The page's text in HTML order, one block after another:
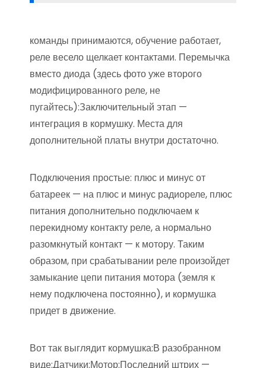
команды принимаются, обучение работает,
реле весело щелкает контактами. Перемычка
вместо диода (здесь фото уже второго
модифицированного реле, не
пугайтесь):Заключительный этап —
интеграция в кормушку. Места для
дополнительной платы внутри достаточно.
Подключения простые: плюс и минус от
батареек — на плюс и минус радиореле, плюс
питания дополнительно подключаем к
перекидному контакту реле, а нормально
разомкнутый контакт — к мотору. Таким
образом, при срабатывании реле произойдет
замыкание цепи питания мотора (земля к
нему подключена постоянно), и кормушка
придет в движение.
Вот так выглядит кормушка:В разобранном
виде:Датчики:Мотор:Последний штрих —